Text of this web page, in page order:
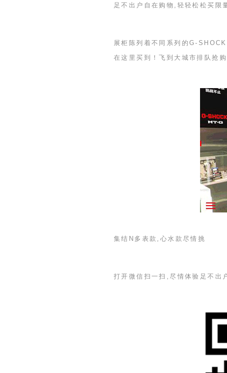
足不出户自在购物,轻轻松松买限
展柜陈列着不同系列的 G-SHOCK
在这里买到！飞到大城市排队抢
集结 N 多表款,心水款尽情挑
打开微信扫一扫,尽情体验足不出